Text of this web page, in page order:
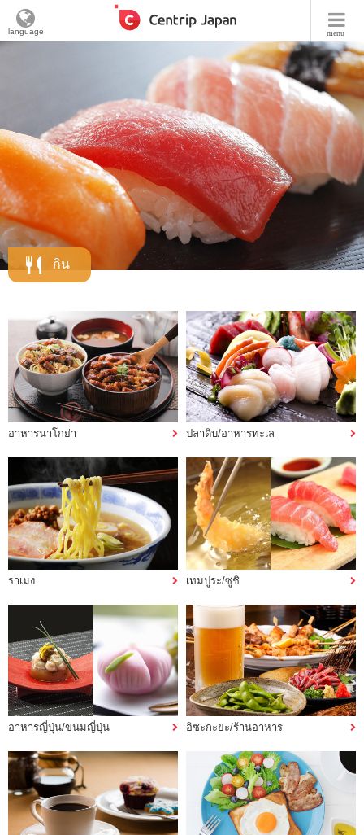
menu
language
กิน
อาหารนาโกย่า ปลาดิบ/อาหารทะเล
ราเมง เทมปูระ/ซูชิ
อาหารญี่ปุ่น/ขนมญี่ปุ่น อิซะกะยะ/ร้านอาหาร